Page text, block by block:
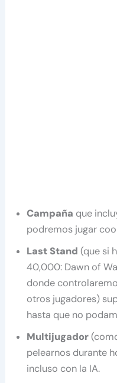
Campaña que
podremos jugar
Last Stand (que si
40,000: Dawn of
donde
otros jugadores)
hasta que no
Multijugador
pelearnos durante
incluso con la IA.